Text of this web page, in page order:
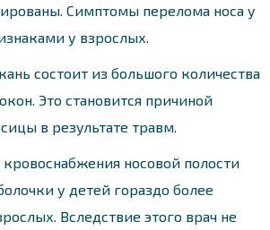
Симптомы перелома носа у
у взрослых.
состоит из большого количества
Это становится причиной
в результате травм.
кровоснабжения носовой полости
у детей гораздо более
Вследствие этого врач не